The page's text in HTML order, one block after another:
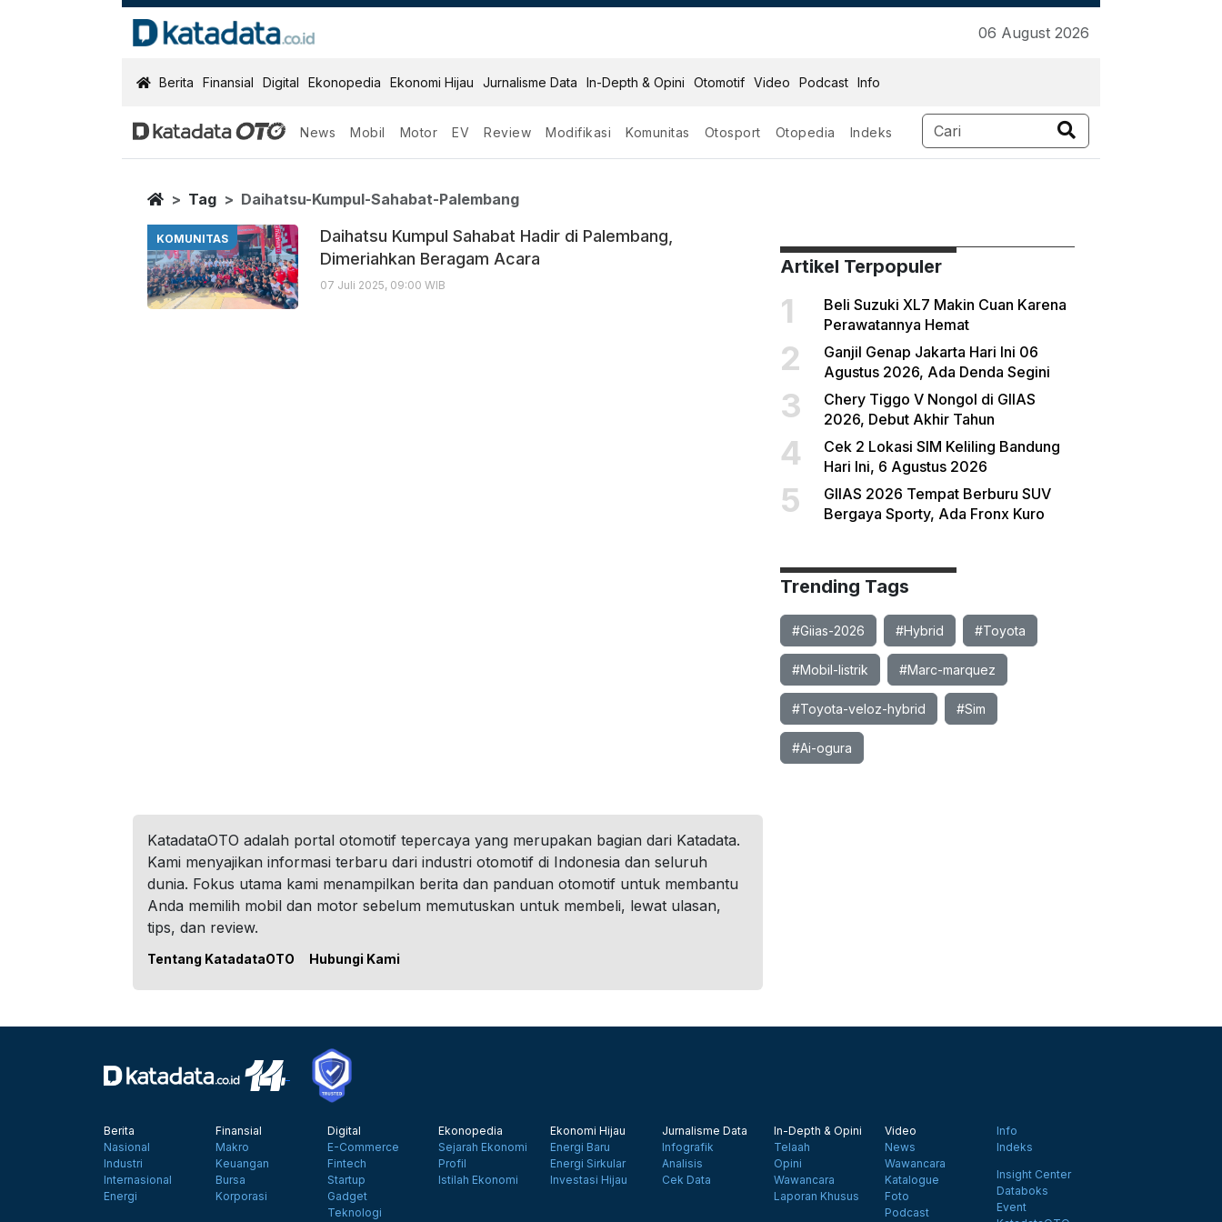
06 August 2026
KatadataOTO
Berita Finansial Digital Ekonopedia Ekonomi Hijau Jurnalisme Data In-Depth & Opini Otomotif Video Podcast Info
News Mobil Motor EV Review Modifikasi Komunitas Otosport Otopedia Indeks
Daihatsu Kumpul Sahabat Palembang
Berita Terbaru
Home
Tag Daihatsu-Kumpul-Sahabat-Palembang
KOMUNITAS
Daihatsu Kumpul Sahabat Hadir di Palembang,
Dimeriahkan Beragam Acara
07 Juli 2025, 09:00 WIB
Artikel Terpopuler
1
Beli Suzuki XL7 Makin Cuan Karena
Perawatannya Hemat
2
Ganjil Genap Jakarta Hari Ini 06
Agustus 2026, Ada Denda Segini
3
Chery Tiggo V Nongol di GIIAS
2026, Debut Akhir Tahun
4
Cek 2 Lokasi SIM Keliling Bandung
Hari Ini, 6 Agustus 2026
5
GIIAS 2026 Tempat Berburu SUV
Bergaya Sporty, Ada Fronx Kuro
Trending Tags
#Giias-2026 #Hybrid #Toyota
#Mobil-listrik #Marc-marquez
#Toyota-veloz-hybrid #Sim
#Ai-ogura
KatadataOTO adalah portal otomotif tepercaya yang merupakan bagian dari Katadata.
Kami menyajikan informasi terbaru dari industri otomotif di Indonesia dan seluruh
dunia. Fokus utama kami menampilkan berita dan panduan otomotif untuk membantu
Anda memilih mobil dan motor sebelum memutuskan untuk membeli, lewat ulasan,
tips, dan review.
Tentang KatadataOTO Hubungi Kami
Berita
Nasional
Industri
Internasional
Energi
Finansial
Makro
Keuangan
Bursa
Korporasi
Digital
E-Commerce
Fintech
Startup
Gadget
Teknologi
Ekonopedia
Sejarah Ekonomi
Profil
Istilah Ekonomi
Ekonomi Hijau
Energi Baru
Energi Sirkular
Investasi Hijau
Jurnalisme Data
Infografik
Analisis
Cek Data
In-Depth & Opini
Telaah
Opini
Wawancara
Laporan Khusus
Video
News
Wawancara
Katalogue
Foto
Podcast
Info
Indeks
Insight Center
Databoks
Event